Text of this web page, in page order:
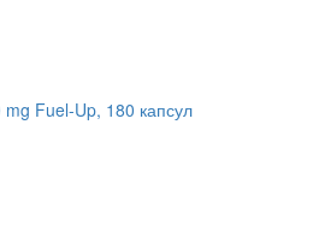
Fuel-Up, 180 капсул